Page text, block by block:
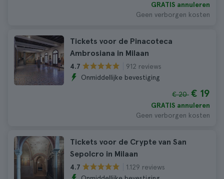
GRATIS annuleren
Geen verborgen kosten
Tickets voor de Pinacoteca
Ambrosiana in Milaan
4.7
912 reviews
Onmiddellijke bevestiging
€ 20 € 19
GRATIS annuleren
Geen verborgen kosten
Tickets voor de Crypte van San
Sepolcro in Milaan
4.7
1.129 reviews